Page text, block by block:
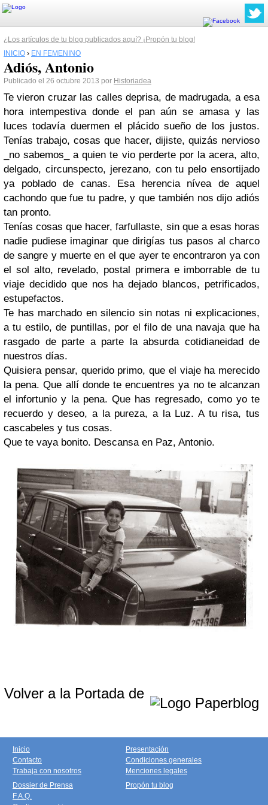
¿Los artículos de tu blog publicados aquí? ¡Propón tu blog!
INICIO › EN FEMENINO
Adiós, Antonio
Publicado el 26 octubre 2013 por Historiadea
Te vieron cruzar las calles deprisa, de madrugada, a esa
hora intempestiva donde el pan aún se amasa y las
luces todavía duermen el plácido sueño de los justos.
Tenías trabajo, cosas que hacer, dijiste, quizás nervioso
_no sabemos_ a quien te vio perderte por la acera, alto,
delgado, circunspecto, jerezano, con tu pelo ensortijado
ya poblado de canas. Esa herencia nívea de aquel
cachondo que fue tu padre, y que también nos dijo adiós
tan pronto.
Tenías cosas que hacer, farfullaste, sin que a esas horas
nadie pudiese imaginar que dirigías tus pasos al charco
de sangre y muerte en el que ayer te encontraron ya con
el sol alto, revelado, postal primera e imborrable de tu
viaje decidido que nos ha dejado blancos, petrificados,
estupefactos.
Te has marchado en silencio sin notas ni explicaciones,
a tu estilo, de puntillas, por el filo de una navaja que ha
rasgado de parte a parte la absurda cotidianeidad de
nuestros días.
Quisiera pensar, querido primo, que el viaje ha merecido
la pena. Que allí donde te encuentres ya no te alcanzan
el infortunio y la pena. Que has regresado, como yo te
recuerdo y deseo, a la pureza, a la Luz. A tu risa, tus
cascabeles y tus cosas.
Que te vaya bonito. Descansa en Paz, Antonio.
Volver a la Portada de
Inicio
Contacto
Trabaja con nosotros
Presentación
Condiciones generales
Menciones legales
Dossier de Prensa
F.A.Q.
Propón tu blog